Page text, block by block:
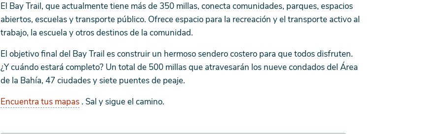
El Bay Trail, que actualmente tiene más de 350 millas, conecta comunidades, parques, espacios
abiertos, escuelas y transporte público. Ofrece espacio para la recreación y el transporte activo al
trabajo, la escuela y otros destinos de la comunidad.
El objetivo final del Bay Trail es construir un hermoso sendero costero para que todos disfruten.
¿Y cuándo estará completo? Un total de 500 millas que atravesarán los nueve condados del Área
de la Bahía, 47 ciudades y siete puentes de peaje.
Encuentra tus mapas . Sal y sigue el camino.